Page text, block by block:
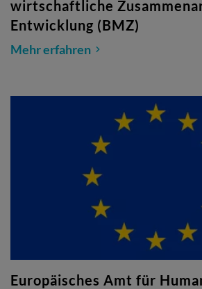
wirtschaftliche
Entwicklung (BMZ)
Mehr erfahren
Europäisches Amt für